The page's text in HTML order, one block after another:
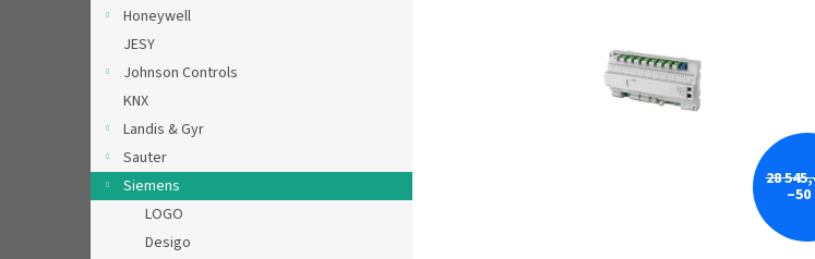
Honeywell
JESY
Johnson Controls
KNX
Landis & Gyr
Sauter
Siemens
LOGO
Desigo
28
–50